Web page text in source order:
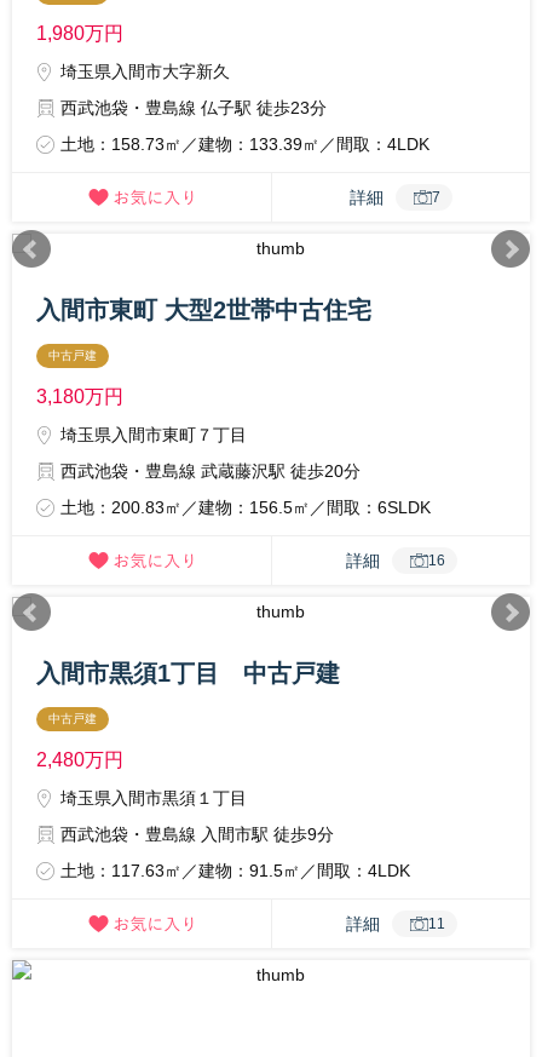
1,980万円
埼玉県入間市大字新久
西武池袋・豊島線 仏子駅 徒歩23分
土地：158.73㎡／建物：133.39㎡／間取：4LDK
詳細 7
入間市東町 大型2世帯中古住宅
中古戸建
3,180万円
埼玉県入間市東町７丁目
西武池袋・豊島線 武蔵藤沢駅 徒歩20分
土地：200.83㎡／建物：156.5㎡／間取：6SLDK
詳細 16
入間市黒須1丁目 中古戸建
中古戸建
2,480万円
埼玉県入間市黒須１丁目
西武池袋・豊島線 入間市駅 徒歩9分
土地：117.63㎡／建物：91.5㎡／間取：4LDK
詳細 11